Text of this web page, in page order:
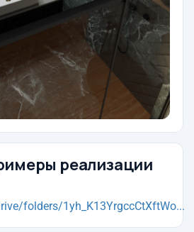
реализации
folders/1yh_K13YrgccCtXftWo...